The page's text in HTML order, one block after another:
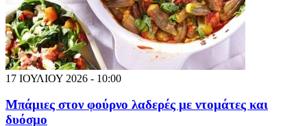
17 ΙΟΥΛΙΟΥ 2026 - 10:00
Μπάμιες στον φούρνο λαδερές με ντομάτες και
δυόσμο